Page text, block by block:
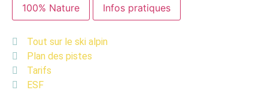
100% Nature Infos pratiques
Tout sur le ski alpin
Plan des pistes
Tarifs
ESF